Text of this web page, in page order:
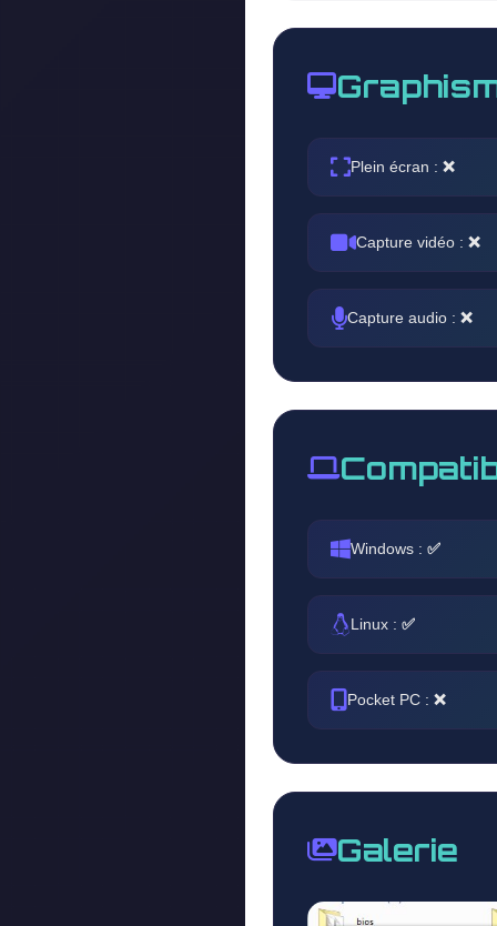
Plein écran : ❌
Capture vidéo : ❌
Capture audio : ❌
Windows : ✅
Linux : ✅
Pocket PC : ❌
Galerie